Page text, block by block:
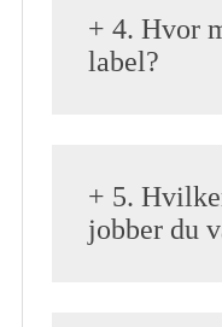
+ 4. Hvor
label?
+ 5.
jobber du